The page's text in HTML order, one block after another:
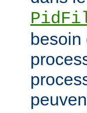
besoin